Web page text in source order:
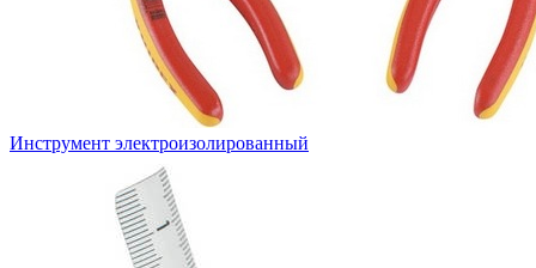
Инструмент электроизолированный